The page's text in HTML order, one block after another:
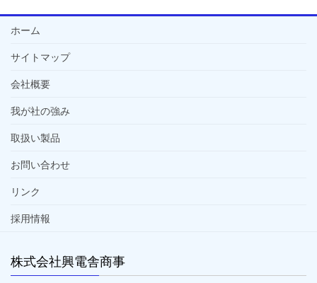
ホーム
サイトマップ
会社概要
我が社の強み
取扱い製品
お問い合わせ
リンク
採用情報
株式会社興電舎商事